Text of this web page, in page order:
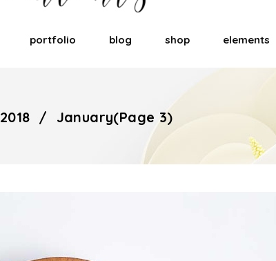
portfolio blog shop elements
2018 / January(Page 3)